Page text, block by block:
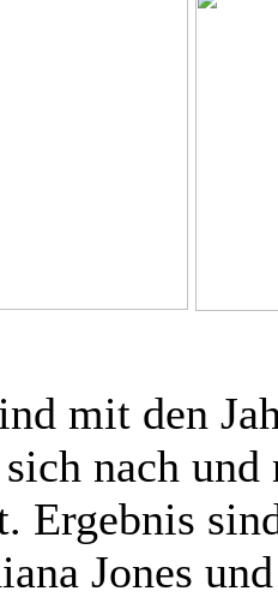
mit den
nach
Ergebnis
Jones